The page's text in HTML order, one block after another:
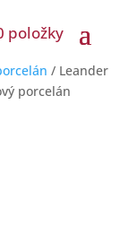
položky
/ Leander
porcelán